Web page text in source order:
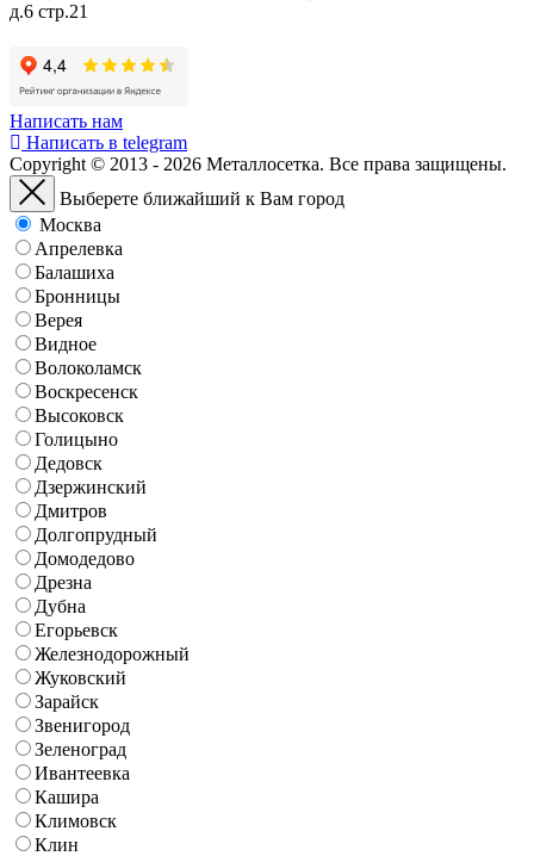
д.6 стр.21
Написать нам
Написать в telegram
Copyright © 2013 - 2026 Металлосетка. Все права защищены.
Выберете ближайший к Вам город
Москва
Апрелевка
Балашиха
Бронницы
Верея
Видное
Волоколамск
Воскресенск
Высоковск
Голицыно
Дедовск
Дзержинский
Дмитров
Долгопрудный
Домодедово
Дрезна
Дубна
Егорьевск
Железнодорожный
Жуковский
Зарайск
Звенигород
Зеленоград
Ивантеевка
Кашира
Климовск
Клин